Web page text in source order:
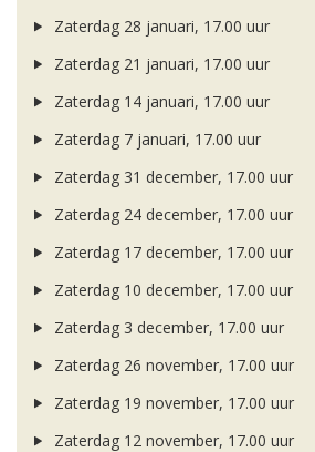
Zaterdag 28 januari, 17.00 uur
Zaterdag 21 januari, 17.00 uur
Zaterdag 14 januari, 17.00 uur
Zaterdag 7 januari, 17.00 uur
Zaterdag 31 december, 17.00 uur
Zaterdag 24 december, 17.00 uur
Zaterdag 17 december, 17.00 uur
Zaterdag 10 december, 17.00 uur
Zaterdag 3 december, 17.00 uur
Zaterdag 26 november, 17.00 uur
Zaterdag 19 november, 17.00 uur
Zaterdag 12 november, 17.00 uur